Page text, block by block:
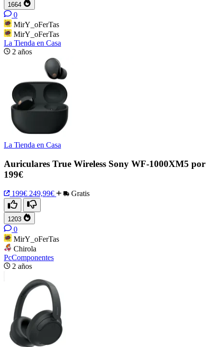
1664
0
MirY_oFerTas
MirY_oFerTas
La Tienda en Casa
2 años
La Tienda en Casa
Auriculares True Wireless Sony WF-1000XM5 por
199€
199€ 249,99€ Gratis
1203
0
MirY_oFerTas
Chirola
PcComponentes
2 años